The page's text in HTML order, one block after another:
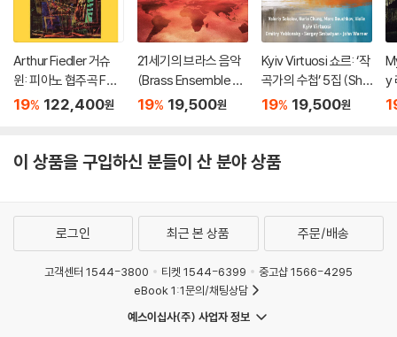
Arthur Fiedler 거슈
윈: 피아노 협주곡 F장
조 (Gershwin: Conc
[2LP]
19% 122,400원
21세기의 브라스 음악
(Brass Ensemble M
usic - 21st Century)
19% 19,500원
Kyiv Virtuosi 쇼르: ‘작
곡가의 수첩’ 5집 (Sho
r: Composer’s Note
19% 19,500원
y
이 상품을 구입하신 분들이 산 분야 상품
로그인 최근 본 상품 주문/배송
고객센터 1544-3800 티켓 1544-6399
중고샵 1566-4295
eBook 1:1문의/채팅상담
예스이십사(주) 사업자 정보